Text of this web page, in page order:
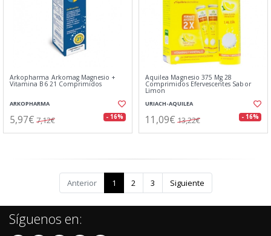
Arkopharma Arkomag Magnesio +
Vitamina B6 21 Comprimidos
ARKOPHARMA
5,97€ 7,12€ - 16%
Aquilea Magnesio 375 Mg 28
Comprimidos Efervescentes Sabor
Limon
URIACH-AQUILEA
11,09€ 13,22€ - 16%
Anterior 1 2 3 Siguiente
Síguenos en: